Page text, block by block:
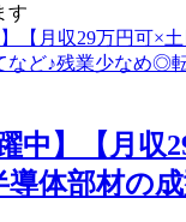
す
躍中】【月収
導体部材の